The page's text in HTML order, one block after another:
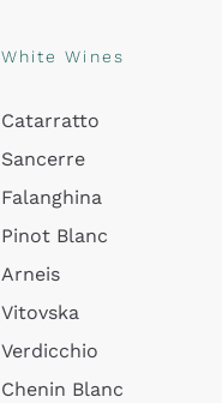
White Wines
Catarratto
Sancerre
Falanghina
Pinot Blanc
Arneis
Vitovska
Verdicchio
Chenin Blanc